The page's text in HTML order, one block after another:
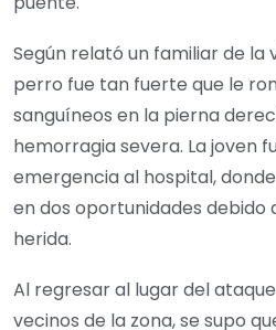
Según relató un familiar de
perro fue tan fuerte que le
sanguíneos en la pierna
hemorragia severa. La joven
emergencia al hospital,
en dos oportunidades debido
herida.
Al regresar al lugar del
vecinos de la zona, se supo